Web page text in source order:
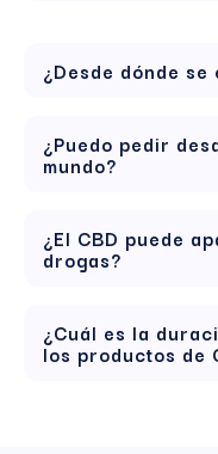
¿Desde dónde
¿Puedo pedir
mundo?
¿El CBD puede
drogas?
¿Cuál es la
los productos de